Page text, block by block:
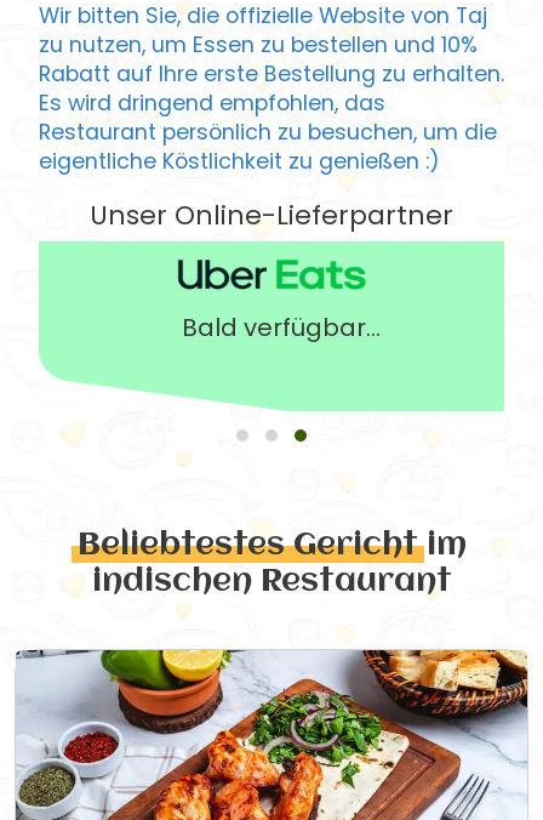
Wir bitten Sie, die offizielle Website von Taj
zu nutzen, um Essen zu bestellen und 10%
Rabatt auf Ihre erste Bestellung zu erhalten.
Es wird dringend empfohlen, das
Restaurant persönlich zu besuchen, um die
eigentliche Köstlichkeit zu genießen :)
Unser Online-Lieferpartner
Bald verfügbar...
Beliebtestes Gerichtim
indischen Restaurant